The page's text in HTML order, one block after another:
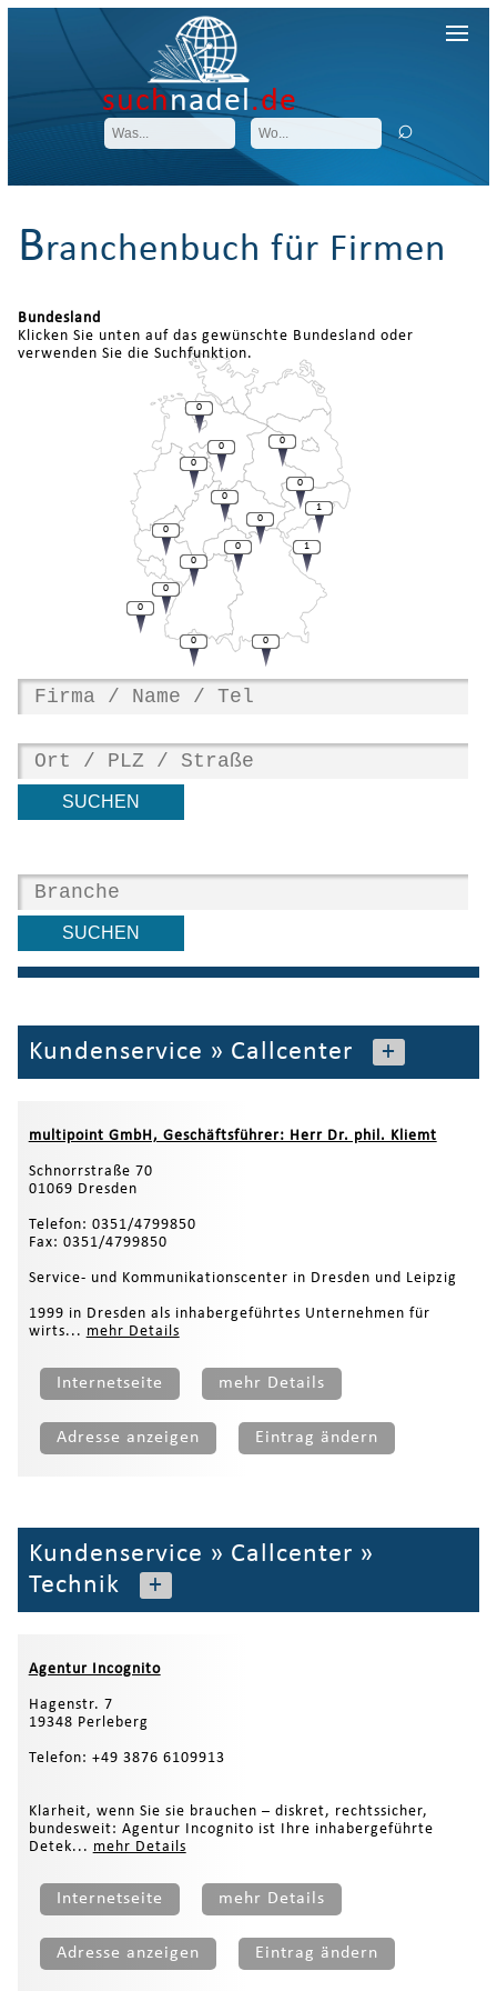
suchnadel.de
Branchenbuch für Firmen
Bundesland
Klicken Sie unten auf das gewünschte Bundesland oder
verwenden Sie die Suchfunktion.
1
1
0
0
0
0
0
0
0
0
0
0
0
0
0
0
Kundenservice » Callcenter +
multipoint GmbH, Geschäftsführer: Herr Dr. phil. Kliemt
Schnorrstraße 70
01069 Dresden
Telefon: 0351/4799850
Fax: 0351/4799850
Service- und Kommunikationscenter in Dresden und Leipzig
1999 in Dresden als inhabergeführtes Unternehmen für
wirts... mehr Details
Internetseite mehr Details
Adresse anzeigen Eintrag ändern
Kundenservice » Callcenter »
Technik
+
Agentur Incognito
Hagenstr. 7
19348 Perleberg
Telefon: +49 3876 6109913
Klarheit, wenn Sie sie brauchen – diskret, rechtssicher,
bundesweit: Agentur Incognito ist Ihre inhabergeführte
Detek... mehr Details
Internetseite mehr Details
Adresse anzeigen Eintrag ändern